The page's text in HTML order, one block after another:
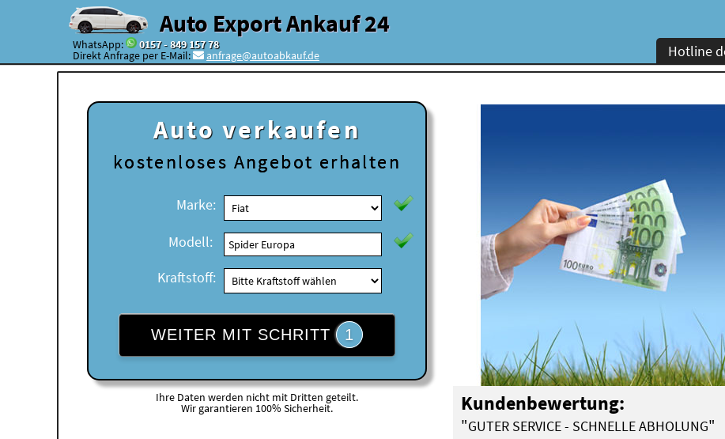
Auto Export Ankauf 24
WhatsApp: 0157 - 849 157 78
Direkt Anfrage per E-Mail: anfrage@autoabkauf.de Hotline
Auto verkaufen
kostenloses Angebot erhalten
Marke:
Modell:
Kraftstoff:
WEITER MIT SCHRITT 1
Ihre Daten werden nicht mit Dritten geteilt.
Wir garantieren 100% Sicherheit. Kundenbewertung:
"GUTER SERVICE - SCHNELLE ABHOLUNG"